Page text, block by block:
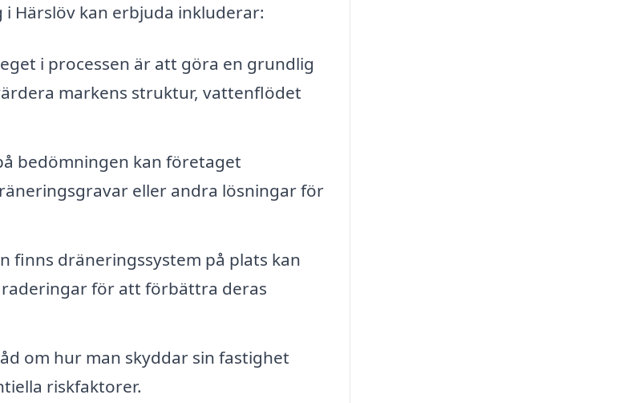
Härslöv kan erbjuda inkluderar:
i processen är att göra en grundlig
markens struktur, vattenflödet
bedömningen kan företaget
eller andra lösningar för
finns dräneringssystem på plats kan
för att förbättra deras
om hur man skyddar sin fastighet
riskfaktorer.